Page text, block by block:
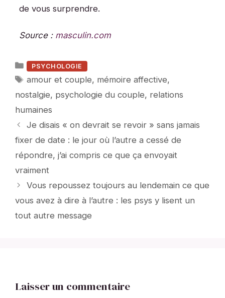
de vous surprendre.
Source : masculin.com
Catégories
PSYCHOLOGIE
Étiquettes
amour et couple, mémoire affective,
nostalgie, psychologie du couple, relations
humaines
Je disais « on devrait se revoir » sans jamais
fixer de date : le jour où l’autre a cessé de
répondre, j’ai compris ce que ça envoyait
vraiment
Vous repoussez toujours au lendemain ce que
vous avez à dire à l’autre : les psys y lisent un
tout autre message
Laisser un commentaire